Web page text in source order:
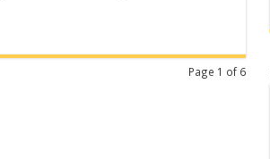
Page 1 of 6